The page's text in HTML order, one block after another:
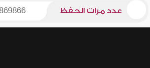
عدد مرات الحفظ